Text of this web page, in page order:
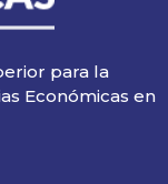
para la
Económicas en